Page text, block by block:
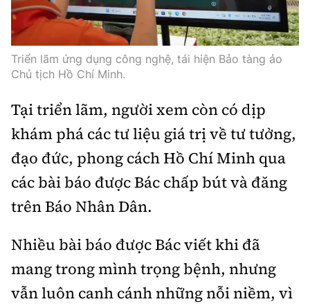
Triển lãm ứng dụng công nghệ, tái hiện Bảo tàng ảo
Chủ tịch Hồ Chí Minh.
Tại triển lãm, người xem còn có dịp
khám phá các tư liệu giá trị về tư tưởng,
đạo đức, phong cách Hồ Chí Minh qua
các bài báo được Bác chấp bút và đăng
trên Báo Nhân Dân.
Nhiều bài báo được Bác viết khi đã
mang trong mình trọng bệnh, nhưng
vẫn luôn canh cánh những nỗi niềm, vì